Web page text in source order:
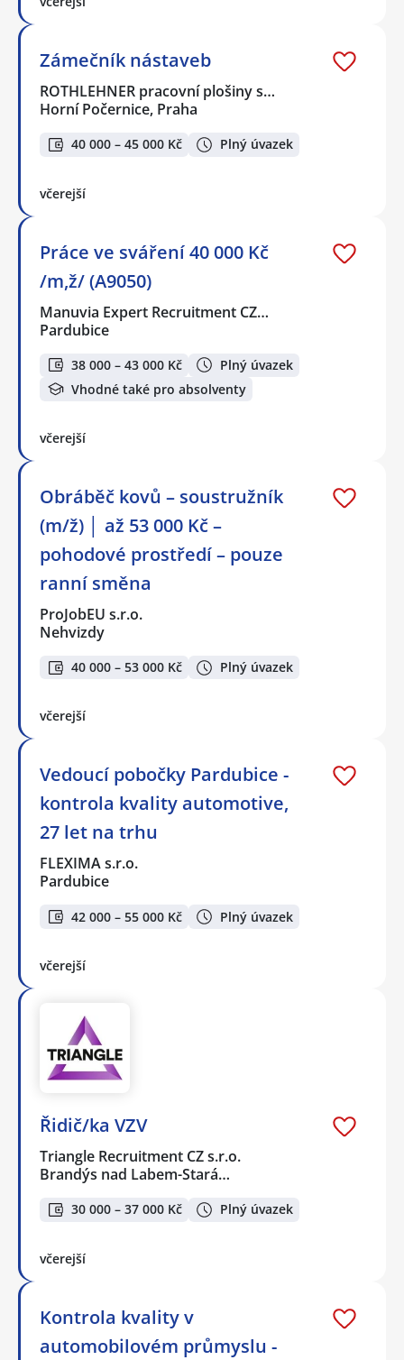
Zámečník nástaveb
ROTHLEHNER pracovní plošiny s…
Horní Počernice, Praha
40 000 – 45 000 Kč Plný úvazek
včerejší
Práce ve sváření 40 000 Kč
/m,ž/ (A9050)
Manuvia Expert Recruitment CZ…
Pardubice
38 000 – 43 000 Kč
Plný úvazek
Vhodné také pro absolventy
včerejší
Obráběč kovů – soustružník
(m/ž) │ až 53 000 Kč –
pohodové prostředí – pouze
ranní směna
ProJobEU s.r.o.
Nehvizdy
40 000 – 53 000 Kč Plný úvazek
včerejší
Vedoucí pobočky Pardubice -
kontrola kvality automotive,
27 let na trhu
FLEXIMA s.r.o.
Pardubice
42 000 – 55 000 Kč Plný úvazek
včerejší
Řidič/ka VZV
Triangle Recruitment CZ s.r.o.
Brandýs nad Labem-Stará…
30 000 – 37 000 Kč Plný úvazek
včerejší
Kontrola kvality v
automobilovém průmyslu -